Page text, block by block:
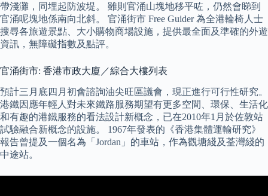
帶淺灘，同埋起防波堤。 雖則官涌山塊地移平咗，仍然會睇到
官涌呢塊地係南向北斜。 官涌街市 Free Guider 為全港輪椅人士
搜尋各旅遊景點、大小購物商場設施，提供最全面及準確的外遊
資訊，無障礙指數及點評。
官涌街市: 香港市政大廈／綜合大樓列表
預計三月底四月初會諮詢油尖旺區議會，現正進行可行性研究。
港鐵因應年輕人對未來鐵路服務期望有更多空間、環保、生活化
和有趣的港鐵服務的看法設計新概念，已在2010年1月於佐敦站
試驗融合新概念的設施。 1967年發表的《香港集體運輸研究》
報告曾提及一個名為「Jordan」的車站，作為觀塘綫及荃灣綫的
中途站。